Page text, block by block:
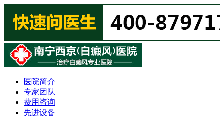
医院简介
专家团队
费用咨询
先进设备